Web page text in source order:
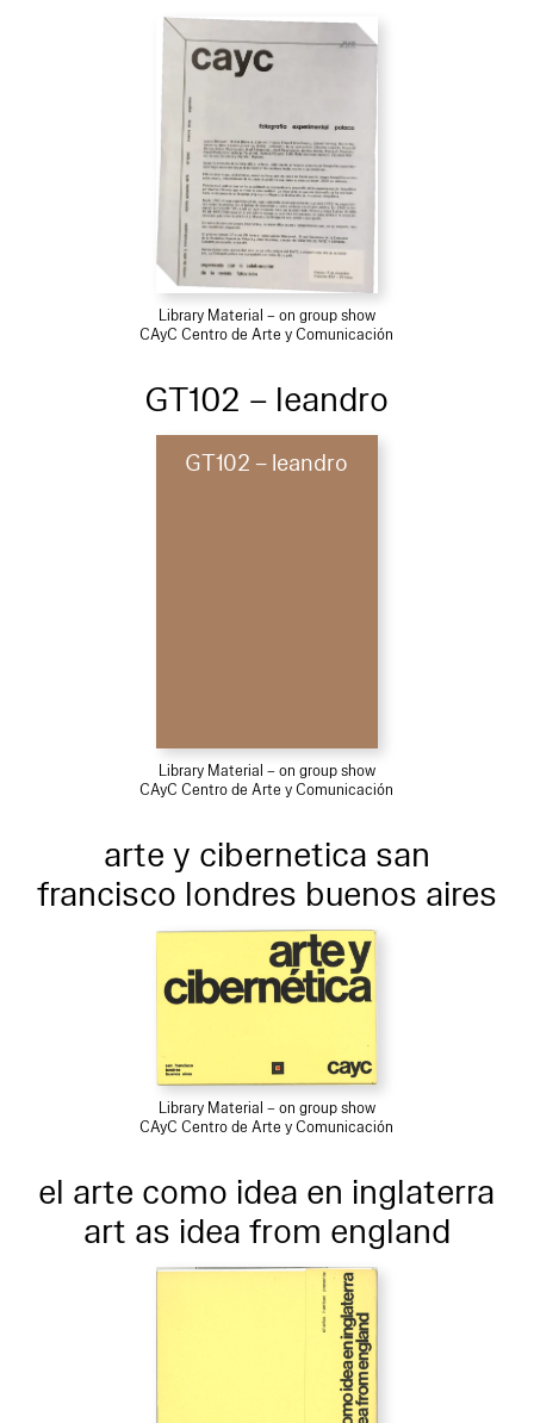
Library Material – on group show
CAyC Centro de Arte y Comunicación
GT102 – leandro
GT102 – leandro
Library Material – on group show
CAyC Centro de Arte y Comunicación
arte y cibernetica san
francisco londres buenos aires
Library Material – on group show
CAyC Centro de Arte y Comunicación
el arte como idea en inglaterra
art as idea from england